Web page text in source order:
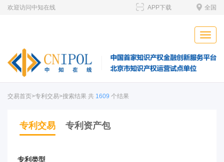
欢迎访问中知在线 全国
APP下载
Toggle
交易首页>专利交易>搜索结果 共 1609 个结果
专利交易 专利资产包
专利类型